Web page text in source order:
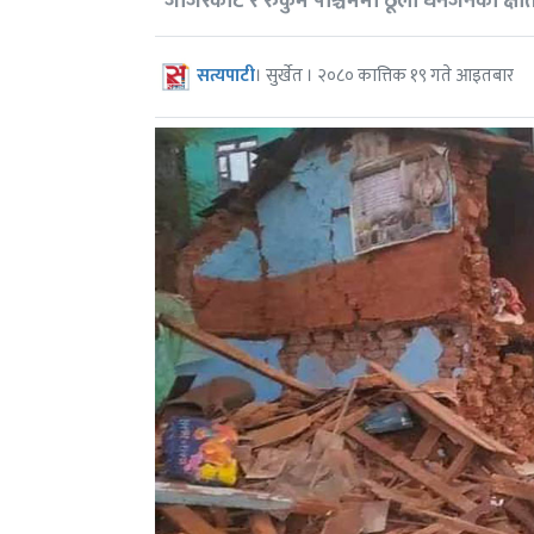
सत्यपाटी। सुर्खेत । २०८० कात्तिक १९ गते आइतबार